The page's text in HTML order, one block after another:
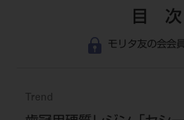
目 次
モリタ友の会会
Trend